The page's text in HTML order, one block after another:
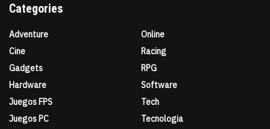
Categories
Adventure
Cine
Gadgets
Hardware
Juegos FPS
Juegos PC
Online
Racing
RPG
Software
Tech
Tecnologia